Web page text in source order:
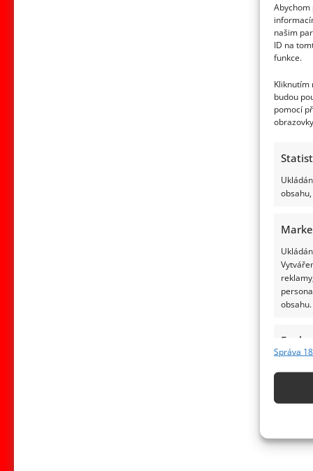
Abychom
našim
ID na
funkce.
Kliknutím
budou
pomocí
obsahu.
Funkce
Správa